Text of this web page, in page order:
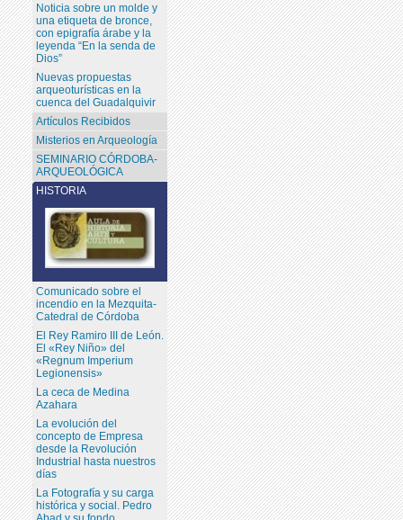
Noticia sobre un molde y
una etiqueta de bronce,
con epigrafía árabe y la
leyenda “En la senda de
Dios”
Nuevas propuestas
arqueoturísticas en la
cuenca del Guadalquivir
Artículos Recibidos
Misterios en Arqueología
SEMINARIO CÓRDOBA-
ARQUEOLÓGICA
HISTORIA
Comunicado sobre el
incendio en la Mezquita-
Catedral de Córdoba
El Rey Ramiro III de León.
El «Rey Niño» del
«Regnum Imperium
Legionensis»
La ceca de Medina
Azahara
La evolución del
concepto de Empresa
desde la Revolución
Industrial hasta nuestros
días
La Fotografía y su carga
histórica y social. Pedro